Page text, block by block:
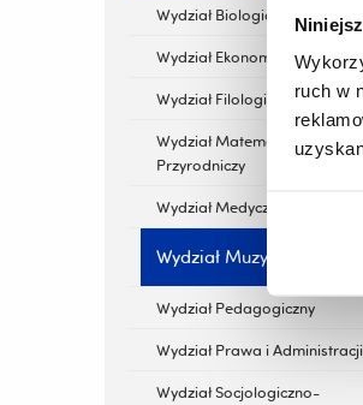
ruch w
Wydział Biologiczno-Rolniczy
Wydział Ekonomii
Wydział Filologiczny
Wydział Matematyczno-
Przyrodniczy
Wydział Medyczny
Wydział Muzyki
Wydział Pedagogiczny
Wydział Prawa i Administracji
Wydział Socjologiczno-